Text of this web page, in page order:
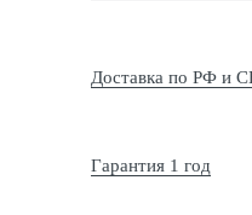
Доставка по РФ и
Гарантия 1 год